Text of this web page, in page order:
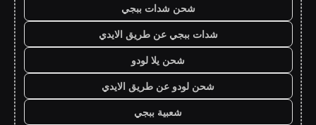
شحن شدات ببجي
شدات ببجي عن طريق الايدي
شحن يلا لودو
شحن لودو عن طريق الايدي
شعبية ببجي